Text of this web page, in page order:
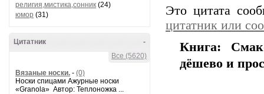
религия,мистика,сонник (24)
юмор (31)
-
Цитатник
Все (5620)
Вязаные носки. - (0)
Носки спицами Ажурные носки
«Granola» Автор: Теплоножка ...
Это цитата
цитатник или
Книга:
дёшево и